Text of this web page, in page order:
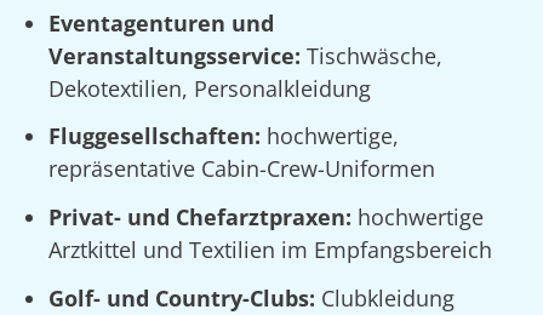
Eventagenturen und
Veranstaltungsservice: Tischwäsche,
Dekotextilien, Personalkleidung
Fluggesellschaften: hochwertige,
repräsentative Cabin-Crew-Uniformen
Privat- und Chefarztpraxen: hochwertige
Arztkittel und Textilien im Empfangsbereich
Golf- und Country-Clubs: Clubkleidung